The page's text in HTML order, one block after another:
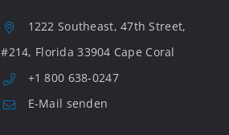
1222 Southeast, 47th Street,
#214, Florida 33904 Cape Coral
+1 800 638-0247
E-Mail senden